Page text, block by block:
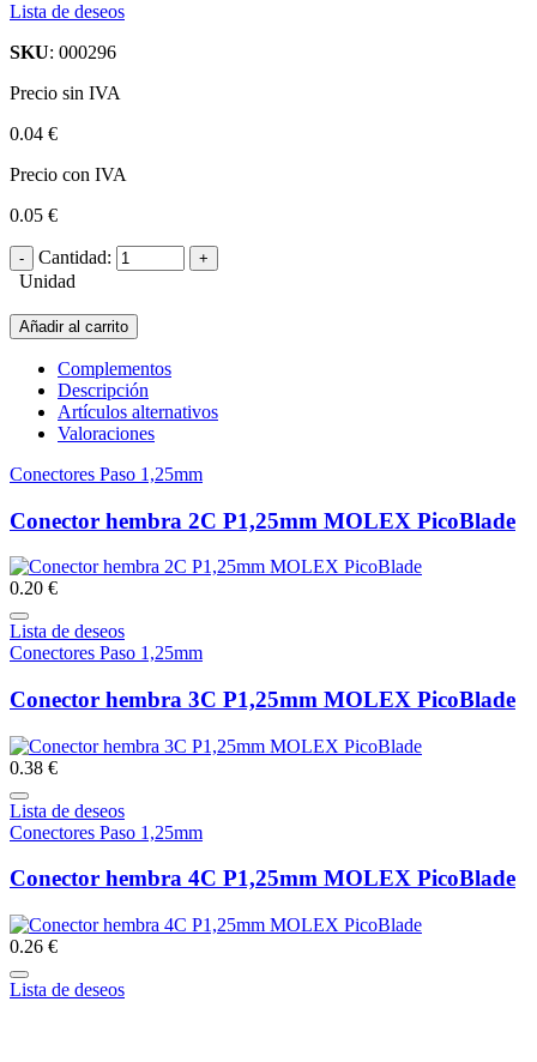
Lista de deseos
SKU: 000296
Precio sin IVA
0.04 €
Precio con IVA
0.05 €
Cantidad:
Unidad
Añadir al carrito
Complementos
Descripción
Artículos alternativos
Valoraciones
Conectores Paso 1,25mm
Conector hembra 2C P1,25mm MOLEX PicoBlade
0.20 €
Lista de deseos
Conectores Paso 1,25mm
Conector hembra 3C P1,25mm MOLEX PicoBlade
0.38 €
Lista de deseos
Conectores Paso 1,25mm
Conector hembra 4C P1,25mm MOLEX PicoBlade
0.26 €
Lista de deseos